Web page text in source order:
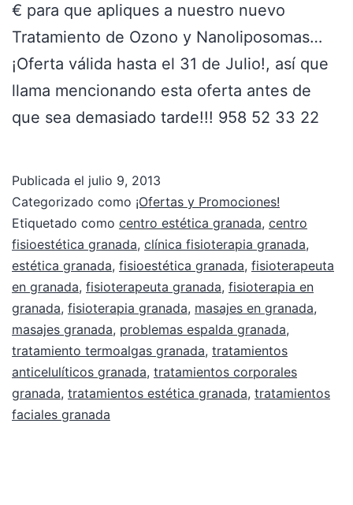
€ para que apliques a nuestro nuevo
Tratamiento de Ozono y Nanoliposomas…
¡Oferta válida hasta el 31 de Julio!, así que
llama mencionando esta oferta antes de
que sea demasiado tarde!!! 958 52 33 22
Publicada el julio 9, 2013
Categorizado como ¡Ofertas y Promociones!
Etiquetado como centro estética granada, centro
fisioestética granada, clínica fisioterapia granada,
estética granada, fisioestética granada, fisioterapeuta
en granada, fisioterapeuta granada, fisioterapia en
granada, fisioterapia granada, masajes en granada,
masajes granada, problemas espalda granada,
tratamiento termoalgas granada, tratamientos
anticelulíticos granada, tratamientos corporales
granada, tratamientos estética granada, tratamientos
faciales granada